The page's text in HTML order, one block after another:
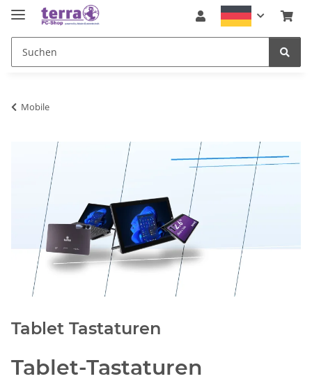
Mobile
Tablet Tastaturen
Tablet-Tastaturen